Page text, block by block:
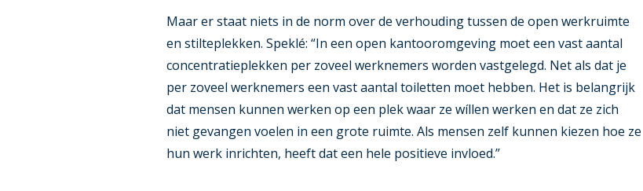
Maar er staat niets in de norm over de verhouding tussen de open werkruimte
en stilteplekken. Speklé: “In een open kantooromgeving moet een vast aantal
concentratieplekken per zoveel werknemers worden vastgelegd. Net als dat je
per zoveel werknemers een vast aantal toiletten moet hebben. Het is belangrijk
dat mensen kunnen werken op een plek waar ze wíllen werken en dat ze zich
niet gevangen voelen in een grote ruimte. Als mensen zelf kunnen kiezen hoe ze
hun werk inrichten, heeft dat een hele positieve invloed.”